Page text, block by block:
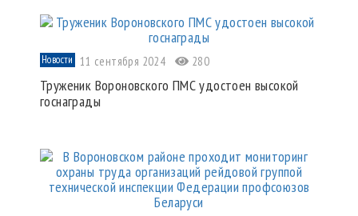
Новости 11 сентября 2024 280
Труженик Вороновского ПМС удостоен высокой
госнаграды